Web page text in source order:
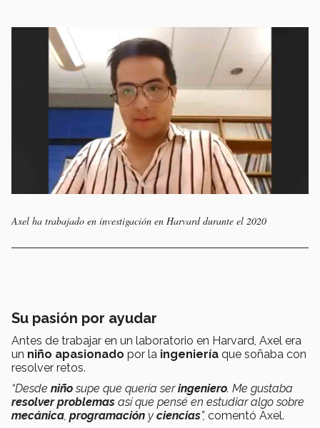
Axel ha trabajado en investigación en Harvard durante el 2020
Su pasión por ayudar
Antes de trabajar en un laboratorio en Harvard, Axel era
un niño apasionado por la ingeniería que soñaba con
resolver retos.
“Desde niñosupe que quería seringeniero. Me gustaba
resolver problemas así que pensé en estudiar algo sobre
mecánica programación y ciencias”, comentó Axel.